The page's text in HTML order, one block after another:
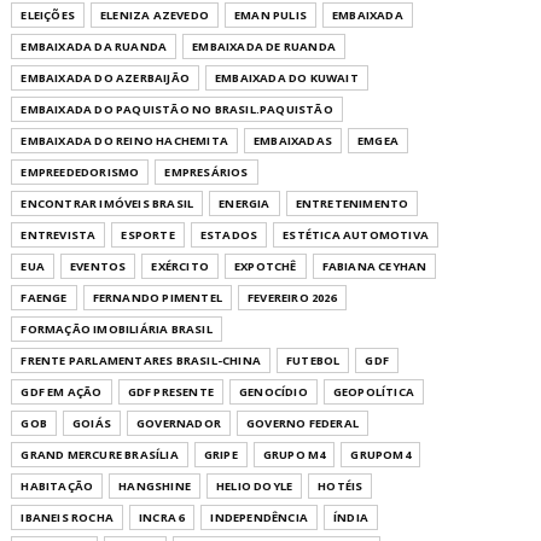
ELEIÇÕES
ELENIZA AZEVEDO EMAN PULIS
EMBAIXADA
EMBAIXADA DA RUANDA
EMBAIXADA DE RUANDA
EMBAIXADA DO AZERBAIJÃO
EMBAIXADA DO KUWAIT
EMBAIXADA DO PAQUISTÃO NO BRASIL.PAQUISTÃO
EMBAIXADA DO REINO HACHEMITA
EMBAIXADAS
EMGEA
EMPREEDEDORISMO
EMPRESÁRIOS
ENCONTRAR IMÓVEIS BRASIL
ENERGIA
ENTRETENIMENTO
ENTREVISTA
ESPORTE ESTADOS
ESTÉTICA AUTOMOTIVA
EUA
EVENTOS EXÉRCITO EXPOTCHÊ
FABIANA CEYHAN
FAENGE
FERNANDO PIMENTEL
FEVEREIRO 2026
FORMAÇÃO IMOBILIÁRIA BRASIL
FRENTE PARLAMENTARES BRASIL-CHINA
FUTEBOL
GDF
GDF EM AÇÃO
GDF PRESENTE GENOCÍDIO
GEOPOLÍTICA
GOB
GOIÁS GOVERNADOR
GOVERNO FEDERAL
GRAND MERCURE BRASÍLIA
GRIPE GRUPO M4
GRUPOM4
HABITAÇÃO
HANGSHINE HELIO DOYLE
HOTÉIS
IBANEIS ROCHA
INCRA 6 INDEPENDÊNCIA
ÍNDIA